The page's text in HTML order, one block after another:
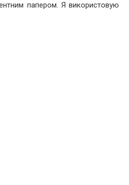
папером. Я використовую